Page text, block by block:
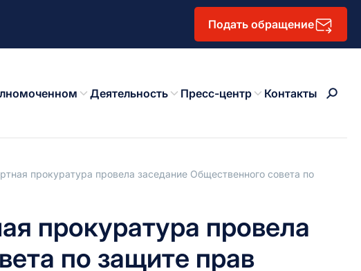
Подать обращение
Деятельность Пресс-центр Контакты
прокуратура провела заседание Общественного совета по
прокуратура провела
по защите прав